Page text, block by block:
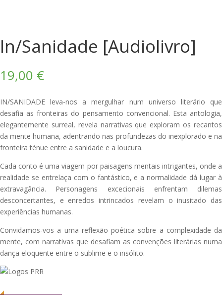
In/Sanidade [Audiolivro]
19,00 €
IN/SANIDADE leva-nos a mergulhar num universo literário que
desafia as fronteiras do pensamento convencional. Esta antologia,
elegantemente surreal, revela narrativas que exploram os recantos
da mente humana, adentrando nas profundezas do inexplorado e na
fronteira ténue entre a sanidade e a loucura.
Cada conto é uma viagem por paisagens mentais intrigantes, onde a
realidade se entrelaça com o fantástico, e a normalidade dá lugar à
extravagância. Personagens excecionais enfrentam dilemas
desconcertantes, e enredos intrincados revelam o inusitado das
experiências humanas.
Convidamos-vos a uma reflexão poética sobre a complexidade da
mente, com narrativas que desafiam as convenções literárias numa
dança eloquente entre o sublime e o insólito.